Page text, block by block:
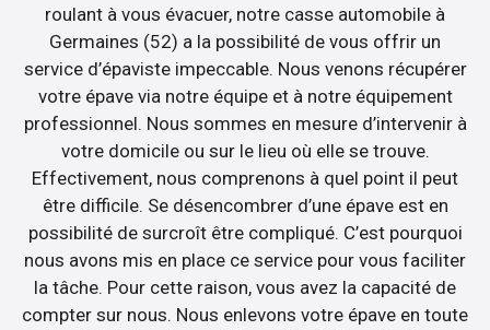
roulant à vous évacuer, notre casse automobile à
Germaines (52) a la possibilité de vous offrir un
service d’épaviste impeccable. Nous venons récupérer
votre épave via notre équipe et à notre équipement
professionnel. Nous sommes en mesure d’intervenir à
votre domicile ou sur le lieu où elle se trouve.
Effectivement, nous comprenons à quel point il peut
être difficile. Se désencombrer d’une épave est en
possibilité de surcroît être compliqué. C’est pourquoi
nous avons mis en place ce service pour vous faciliter
la tâche. Pour cette raison, vous avez la capacité de
compter sur nous. Nous enlevons votre épave en toute